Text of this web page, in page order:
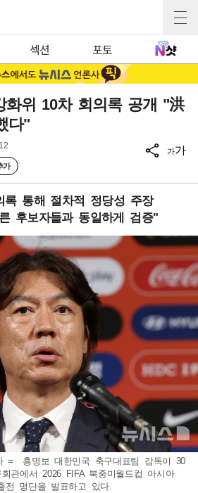
섹션 포토
화위 10차 회의록 공개 "洪
다"
가
가가
록 통해 절차적 정당성 주장
후보자들과 동일하게 검증"
= 홍명보 대한민국 축구대표팀 감독이 30
관에서 2026 FIFA 북중미월드컵 아시아
명단을 발표하고 있다.